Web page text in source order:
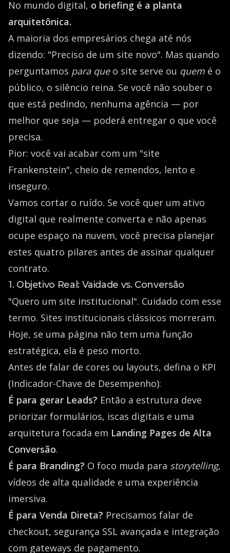
No mundo digital, o briefing é a planta
arquitetônica.
A maioria dos empresários chega até nós
dizendo: "Preciso de um site novo". Mas quando
perguntamos para queo site serve ou quem é o
público, o silêncio reina. Se você não souber o
que está pedindo, nenhuma agência — por
melhor que seja — poderá entregar o que você
precisa.
Pior: você vai acabar com um "site
Frankenstein", cheio de remendos, lento e
inseguro.
Vamos cortar o ruído. Se você quer um ativo
digital que realmente converta e não apenas
ocupe espaço na nuvem, você precisa planejar
estes quatro pilares antes de assinar qualquer
contrato.
1. Objetivo Real: Vaidade vs. Conversão
"Quero um site institucional". Cuidado com esse
termo. Sites institucionais clássicos morreram.
Hoje, se uma página não tem uma função
estratégica, ela é peso morto.
Antes de falar de cores ou layouts, defina o KPI
(Indicador-Chave de Desempenho):
É para gerar Leads? Então a estrutura deve
priorizar formulários, iscas digitais e uma
arquitetura focada em Landing Pages de Alta
Conversão.
É para Branding? O foco muda para storytelling,
vídeos de alta qualidade e uma experiência
imersiva.
É para Venda Direta? Precisamos falar de
checkout, segurança SSL avançada e integração
com gateways de pagamento.